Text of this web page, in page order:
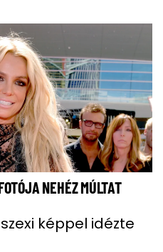
NEHÉZ MÚLTAT
képpel idézte